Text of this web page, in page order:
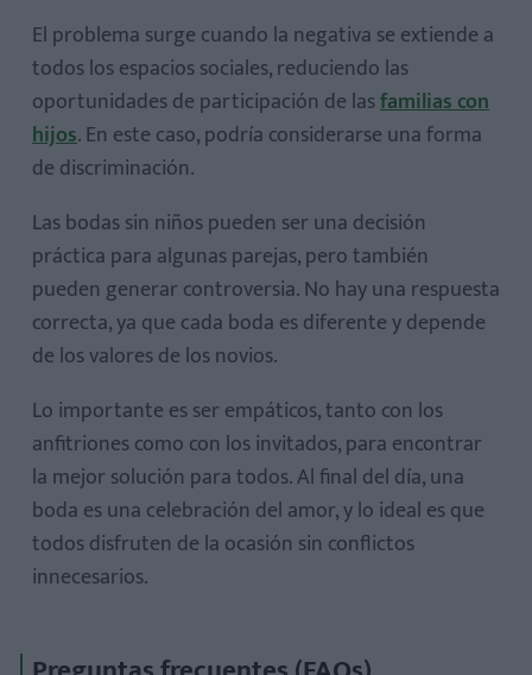
El problema surge cuando la negativa se extiende a
todos los espacios sociales, reduciendo las
oportunidades de participación de lasfamilias con
hijos. En este caso, podría considerarse una forma
de discriminación.
Las bodas sin niños pueden ser una decisión
práctica para algunas parejas, pero también
pueden generar controversia. No hay una respuesta
correcta, ya que cada boda es diferente y depende
de los valores de los novios.
Lo importante es ser empáticos, tanto con los
anfitriones como con los invitados, para encontrar
la mejor solución para todos. Al final del día, una
boda es una celebración del amor, y lo ideal es que
todos disfruten de la ocasión sin conflictos
innecesarios.